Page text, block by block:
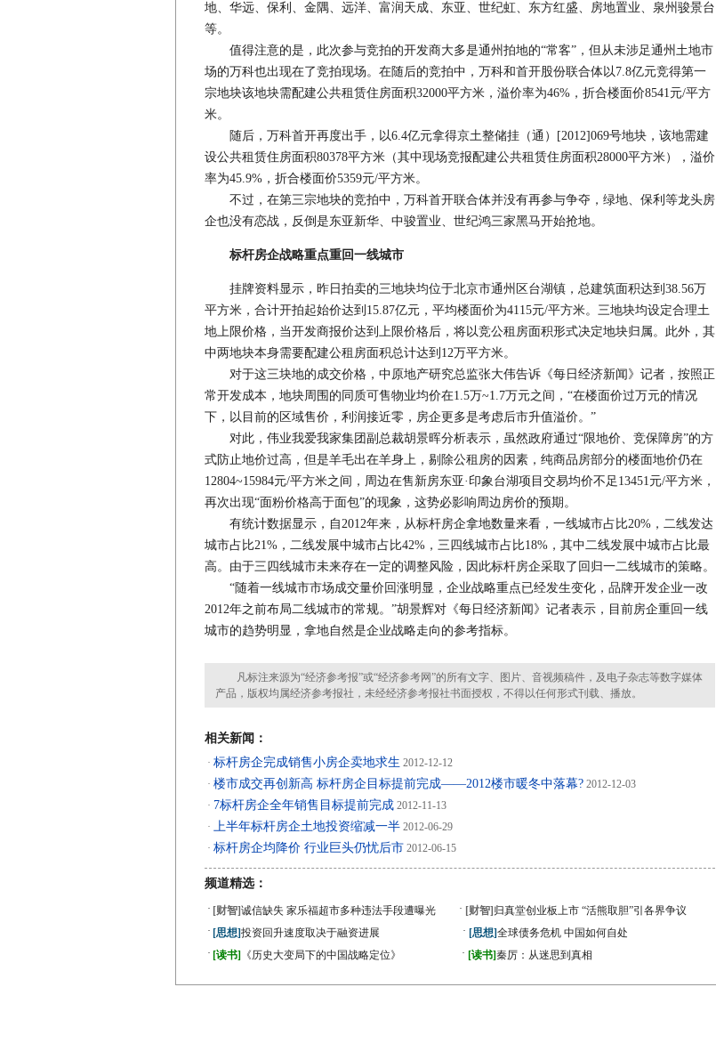
地、华远、保利、金隅、远洋、富润天成、东亚、世纪虹、东方红盛、房地置业、泉州骏景台
等。
值得注意的是，此次参与竞拍的开发商大多是通州拍地的“常客”，但从未涉足通州土地市
场的万科也出现在了竞拍现场。在随后的竞拍中，万科和首开股份联合体以7.8亿元竞得第一
宗地块该地块需配建公共租赁住房面积32000平方米，溢价率为46%，折合楼面价8541元/平方
米。
随后，万科首开再度出手，以6.4亿元拿得京土整储挂（通）[2012]069号地块，该地需建
设公共租赁住房面积80378平方米（其中现场竞报配建公共租赁住房面积28000平方米），溢价
率为45.9%，折合楼面价5359元/平方米。
不过，在第三宗地块的竞拍中，万科首开联合体并没有再参与争夺，绿地、保利等龙头房
企也没有恋战，反倒是东亚新华、中骏置业、世纪鸿三家黑马开始抢地。
标杆房企战略重点重回一线城市
挂牌资料显示，昨日拍卖的三地块均位于北京市通州区台湖镇，总建筑面积达到38.56万
平方米，合计开拍起始价达到15.87亿元，平均楼面价为4115元/平方米。三地块均设定合理土
地上限价格，当开发商报价达到上限价格后，将以竞公租房面积形式决定地块归属。此外，其
中两地块本身需要配建公租房面积总计达到12万平方米。
对于这三块地的成交价格，中原地产研究总监张大伟告诉《每日经济新闻》记者，按照正
常开发成本，地块周围的同质可售物业均价在1.5万~1.7万元之间，“在楼面价过万元的情况
下，以目前的区域售价，利润接近零，房企更多是考虑后市升值溢价。”
对此，伟业我爱我家集团副总裁胡景晖分析表示，虽然政府通过“限地价、竞保障房”的方
式防止地价过高，但是羊毛出在羊身上，剔除公租房的因素，纯商品房部分的楼面地价仍在
12804~15984元/平方米之间，周边在售新房东亚·印象台湖项目交易均价不足13451元/平方米，
再次出现“面粉价格高于面包”的现象，这势必影响周边房价的预期。
有统计数据显示，自2012年来，从标杆房企拿地数量来看，一线城市占比20%，二线发达
城市占比21%，二线发展中城市占比42%，三四线城市占比18%，其中二线发展中城市占比最
高。由于三四线城市未来存在一定的调整风险，因此标杆房企采取了回归一二线城市的策略。
“随着一线城市市场成交量价回涨明显，企业战略重点已经发生变化，品牌开发企业一改
2012年之前布局二线城市的常规。”胡景辉对《每日经济新闻》记者表示，目前房企重回一线
城市的趋势明显，拿地自然是企业战略走向的参考指标。
凡标注来源为“经济参考报”或“经济参考网”的所有文字、图片、音视频稿件，及电子杂志等数字媒体
产品，版权均属经济参考报社，未经经济参考报社书面授权，不得以任何形式刊载、播放。
相关新闻：
· 标杆房企完成销售小房企卖地求生 2012-12-12
· 楼市成交再创新高 标杆房企目标提前完成——2012楼市暖冬中落幕? 2012-12-03
· 7标杆房企全年销售目标提前完成 2012-11-13
· 上半年标杆房企土地投资缩减一半 2012-06-29
· 标杆房企均降价 行业巨头仍忧后市 2012-06-15
频道精选：
· [财智]诚信缺失 家乐福超市多种违法手段遭曝光 · [财智] 归真堂创业板上市 “活熊取胆”引各界争议
· [思想]投资回升速度取决于融资进展 · [思想]全球债务危机 中国如何自处
· [读书] 《历史大变局下的中国战略定位》 · [读书]秦厉：从迷思到真相